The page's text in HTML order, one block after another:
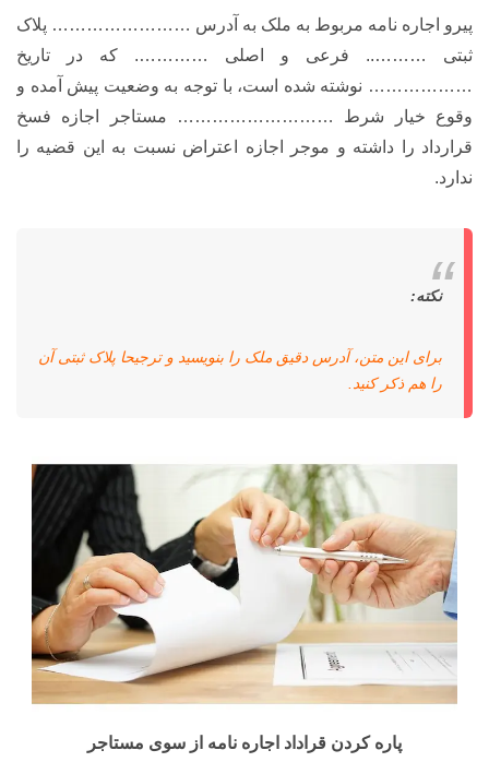
پیرو اجاره نامه مربوط به ملک به آدرس …………………… پلاک
ثبتی ……….. فرعی و اصلی …………. که در تاریخ
……………… نوشته شده است، با توجه به وضعیت پیش آمده و
وقوع خیار شرط ……………………… مستاجر اجازه فسخ
قرارداد را داشته و موجر اجازه اعتراض نسبت به این قضیه را
ندارد.
نکته:
برای این متن، آدرس دقیق ملک را بنویسید و ترجیحا پلاک ثبتی آن
را هم ذکر کنید.
پاره کردن قراداد اجاره نامه از سوی مستاجر